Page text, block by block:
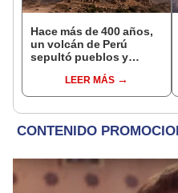
Hace más de 400 años,
un volcán de Perú
sepultó pueblos y
veranos más fríos de la
historia: sigue bajo
LEER MÁS